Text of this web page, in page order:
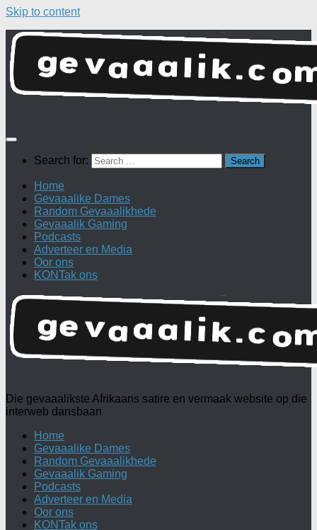
Skip to content
Search for:
Home
Gevaaalike Dames
Random Gevaaalikhede
Gevaaalik Gaming
Podcasts
Adverteer en Media
Oor ons
KONTak ons
Die gevaaalikste Afrikaans satire en vermaak website op die
interweb dansbaan
Home
Gevaaalike Dames
Random Gevaaalikhede
Gevaaalik Gaming
Podcasts
Adverteer en Media
Oor ons
KONTak ons